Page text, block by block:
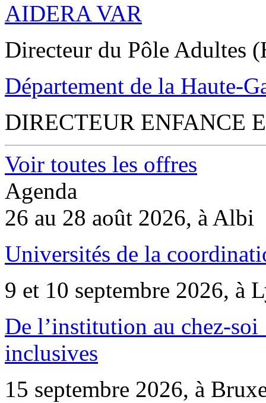
AIDERA VAR
Directeur du Pôle Adultes
Département de la Haute-
DIRECTEUR ENFANCE
Voir toutes les offres
Agenda
26 au 28 août 2026, à Albi
Universités de la
9 et 10 septembre 2026, à
De l’institution au chez-
inclusives
15 septembre 2026, à